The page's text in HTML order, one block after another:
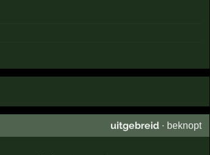
uitgebreid · beknopt